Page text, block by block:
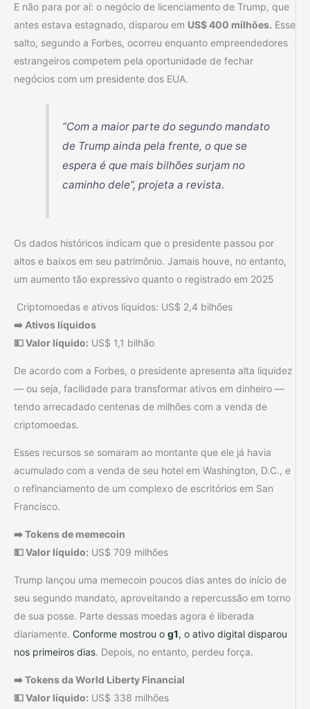
E não para por aí: o negócio de licenciamento de Trump, que
antes estava estagnado, disparou em US$ 400 milhões. Esse
salto, segundo a Forbes, ocorreu enquanto empreendedores
estrangeiros competem pela oportunidade de fechar
negócios com um presidente dos EUA.
“Com a maior parte do segundo mandato
de Trump ainda pela frente, o que se
espera é que mais bilhões surjam no
caminho dele”, projeta a revista.
Os dados históricos indicam que o presidente passou por
altos e baixos em seu patrimônio. Jamais houve, no entanto,
um aumento tão expressivo quanto o registrado em 2025
Criptomoedas e ativos líquidos: US$ 2,4 bilhões
➡️ Ativos líquidos
💵 Valor líquido: US$ 1,1 bilhão
De acordo com a Forbes, o presidente apresenta alta liquidez
— ou seja, facilidade para transformar ativos em dinheiro —
tendo arrecadado centenas de milhões com a venda de
criptomoedas.
Esses recursos se somaram ao montante que ele já havia
acumulado com a venda de seu hotel em Washington, D.C., e
o refinanciamento de um complexo de escritórios em San
Francisco.
➡️ Tokens de memecoin
💵 Valor líquido: US$ 709 milhões
Trump lançou uma memecoin poucos dias antes do início de
seu segundo mandato, aproveitando a repercussão em torno
de sua posse. Parte dessas moedas agora é liberada
diariamente. Conforme mostrou o g1, o ativo digital disparou
nos primeiros dias. Depois, no entanto, perdeu força.
➡️ Tokens da World Liberty Financial
💵 Valor líquido: US$ 338 milhões